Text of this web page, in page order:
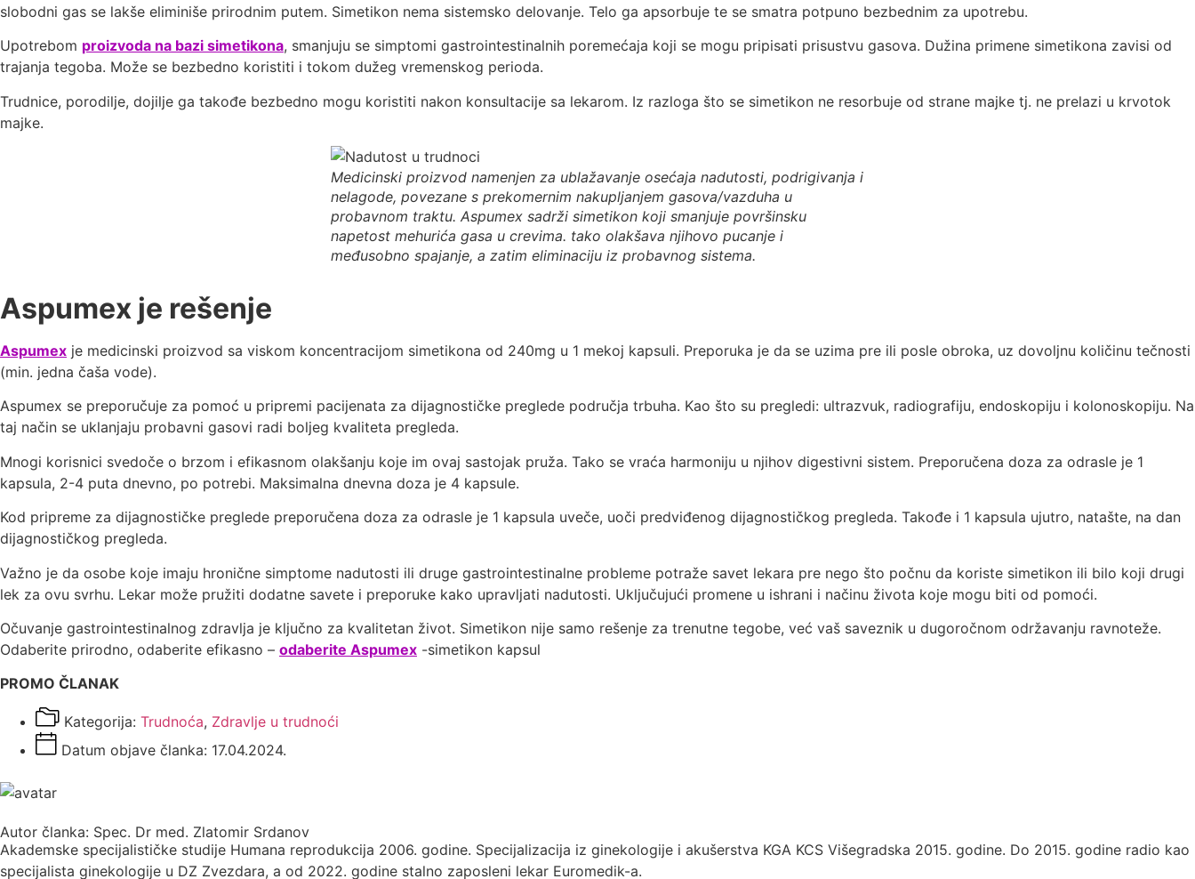
slobodni gas se lakše eliminiše prirodnim putem. Simetikon nema sistemsko delovanje. Telo ga apsorbuje te se smatra potpuno bezbednim za upotrebu.
Upotrebom proizvoda na bazi simetikona, smanjuju se simptomi gastrointestinalnih poremećaja koji se mogu pripisati prisustvu gasova. Dužina primene simetikona zavisi od
trajanja tegoba. Može se bezbedno koristiti i tokom dužeg vremenskog perioda.
Trudnice, porodilje, dojilje ga takođe bezbedno mogu koristiti nakon konsultacije sa lekarom. Iz razloga što se simetikon ne resorbuje od strane majke tj. ne prelazi u krvotok
majke.
Medicinski proizvod namenjen za ublažavanje osećaja nadutosti, podrigivanja i
nelagode, povezane s prekomernim nakupljanjem gasova/vazduha u
probavnom traktu. Aspumex sadrži simetikon koji smanjuje površinsku
napetost mehurića gasa u crevima. tako olakšava njihovo pucanje i
međusobno spajanje, a zatim eliminaciju iz probavnog sistema.
Aspumex je rešenje
Aspumex je medicinski proizvod sa viskom koncentracijom simetikona od 240mg u 1 mekoj kapsuli. Preporuka je da se uzima pre ili posle obroka, uz dovoljnu količinu tečnosti
(min. jedna čaša vode).
Aspumex se preporučuje za pomoć u pripremi pacijenata za dijagnostičke preglede područja trbuha. Kao što su pregledi: ultrazvuk, radiografiju, endoskopiju i kolonoskopiju. Na
taj način se uklanjaju probavni gasovi radi boljeg kvaliteta pregleda.
Mnogi korisnici svedoče o brzom i efikasnom olakšanju koje im ovaj sastojak pruža. Tako se vraća harmoniju u njihov digestivni sistem. Preporučena doza za odrasle je 1
kapsula, 2-4 puta dnevno, po potrebi. Maksimalna dnevna doza je 4 kapsule.
Kod pripreme za dijagnostičke preglede preporučena doza za odrasle je 1 kapsula uveče, uoči predviđenog dijagnostičkog pregleda. Takođe i 1 kapsula ujutro, natašte, na dan
dijagnostičkog pregleda.
Važno je da osobe koje imaju hronične simptome nadutosti ili druge gastrointestinalne probleme potraže savet lekara pre nego što počnu da koriste simetikon ili bilo koji drugi
lek za ovu svrhu. Lekar može pružiti dodatne savete i preporuke kako upravljati nadutosti. Uključujući promene u ishrani i načinu života koje mogu biti od pomoći.
Očuvanje gastrointestinalnog zdravlja je ključno za kvalitetan život. Simetikon nije samo rešenje za trenutne tegobe, već vaš saveznik u dugoročnom održavanju ravnoteže.
Odaberite prirodno, odaberite efikasno – odaberite Aspumex -simetikon kapsul
PROMO ČLANAK
Kategorija: Trudnoća, Zdravlje u trudnoći
Datum objave članka: 17.04.2024.
Autor članka: Spec. Dr med. Zlatomir Srdanov
Akademske specijalističke studije Humana reprodukcija 2006. godine. Specijalizacija iz ginekologije i akušerstva KGA KCS Višegradska 2015. godine. Do 2015. godine radio kao
specijalista ginekologije u DZ Zvezdara, a od 2022. godine stalno zaposleni lekar Euromedik-a.